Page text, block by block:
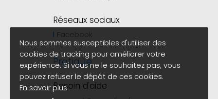
Nous sommes susceptibles d'utiliser des
cookies de tracking pour améliorer votre
expérience. Si vous ne le souhaitez pas, vous
pouvez refuser le dépôt de ces cookies.
En savoir plus
Réseaux sociaux
Facebook
Pratique
Besoin d'aide